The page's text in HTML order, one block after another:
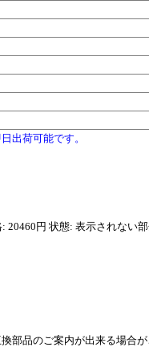
出荷可能です。
20460円 状態: 表示されない
部品のご案内が出来る場合